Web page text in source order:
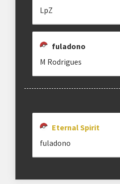
LpZ
fuladono
M Rodrigues
Eternal Spirit
fuladono